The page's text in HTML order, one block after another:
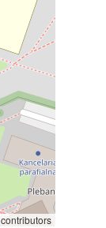
contributors